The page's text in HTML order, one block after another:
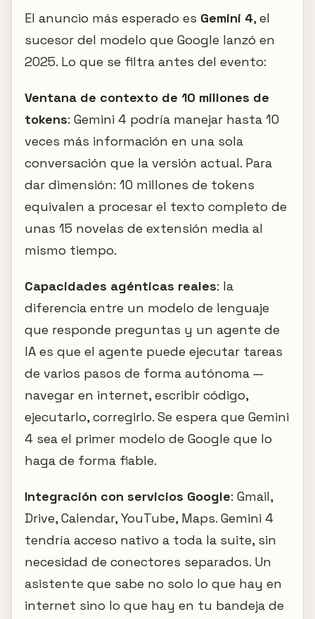
El anuncio más esperado es Gemini 4, el
sucesor del modelo que Google lanzó en
2025. Lo que se filtra antes del evento:
Ventana de contexto de 10 millones de
tokens: Gemini 4 podría manejar hasta 10
veces más información en una sola
conversación que la versión actual. Para
dar dimensión: 10 millones de tokens
equivalen a procesar el texto completo de
unas 15 novelas de extensión media al
mismo tiempo.
Capacidades agénticas reales: la
diferencia entre un modelo de lenguaje
que responde preguntas y un agente de
IA es que el agente puede ejecutar tareas
de varios pasos de forma autónoma —
navegar en internet, escribir código,
ejecutarlo, corregirlo. Se espera que Gemini
4 sea el primer modelo de Google que lo
haga de forma fiable.
Integración con servicios Google: Gmail,
Drive, Calendar, YouTube, Maps. Gemini 4
tendría acceso nativo a toda la suite, sin
necesidad de conectores separados. Un
asistente que sabe no solo lo que hay en
internet sino lo que hay en tu bandeja de